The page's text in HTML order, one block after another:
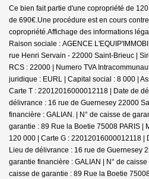
Ce bien fait partie d'une copropriété de
de 690€.Une procédure est en cours
copropriété.Affichage des informations
Raison sociale : AGENCE
rue Henri Servain - 22000 Saint-Brieuc |
RCS : 22000 | Numero TVA
juridique : EURL | Capital social : 8 000 |
Carte T : 22012016000012118 | Date de
délivrance : 16 rue de Guernesey 22000
financière : GALIAN. | N° de caisse de
garantie : 89 Rue la Boetie 75008 PARIS |
120 000 | Carte G : 22012016000012118 |
Lieu de délivrance : 16 rue de Guernesey
garantie financière : GALIAN | N° de
caisse de garantie : 89 Rue la Boetie